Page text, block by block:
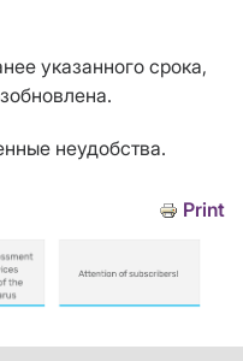
указанного срока,
неудобства.
Print